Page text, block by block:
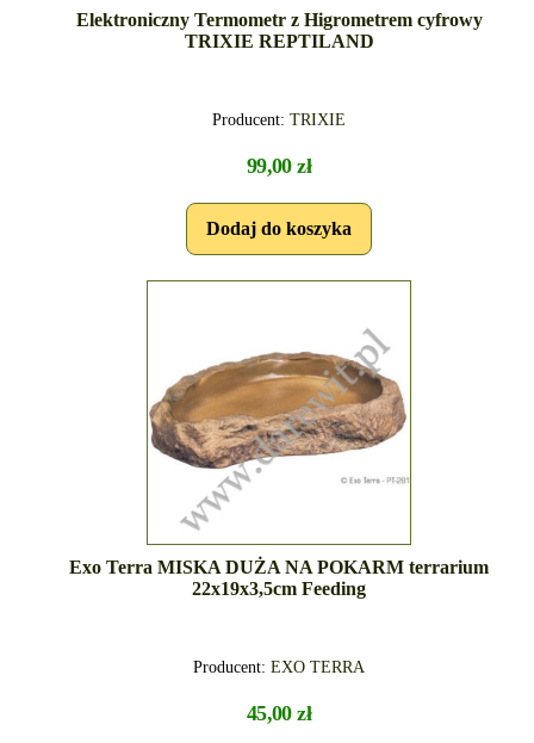
Elektroniczny Termometr z Higrometrem cyfrowy
TRIXIE REPTILAND
Producent: TRIXIE
99,00 zł
Exo Terra MISKA DUŻA NA POKARM terrarium
22x19x3,5cm Feeding
Producent: EXO TERRA
45,00 zł